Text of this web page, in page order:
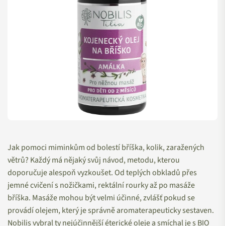
Jak pomoci miminkům od bolestí bříška, kolik, zaražených
větrů? Každý má nějaký svůj návod, metodu, kterou
doporučuje alespoň vyzkoušet. Od teplých obkladů přes
jemné cvičení s nožičkami, rektální rourky až po masáže
bříška. Masáže mohou být velmi účinné, zvlášť pokud se
provádí olejem, který je správně aromaterapeuticky sestaven.
Nobilis vybral ty nejúčinnější éterické oleje a smíchal je s BIO